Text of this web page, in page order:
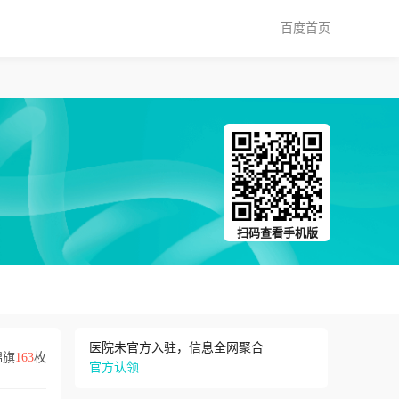
百度首页
扫码查看手机版
旗163枚
医院未官方入驻，信息全网聚合
官方认领